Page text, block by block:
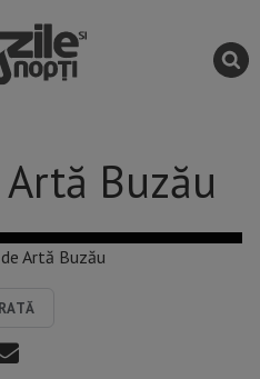
Buzău